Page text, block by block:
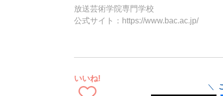
放送芸術学院専門学校
公式サイト：https://www.bac.ac.jp/
いいね!